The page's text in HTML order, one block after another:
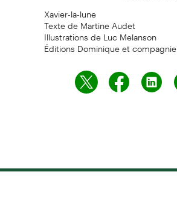
Xavier-la-lune
Texte de Martine Audet
Illustrations de Luc Melanson
Éditions Dominique et compagnie